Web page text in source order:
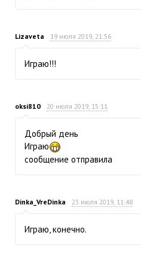
Lizaveta 19 июля 2019, 21:56
Играю!!!
oksi810 20 июля 2019, 15:11
Добрый день
Играю
сообщение отправила
Dinka_VreDinka 23 июля 2019, 11:48
Играю, конечно.